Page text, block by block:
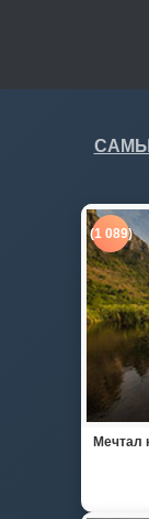
(1 089)
Мечтал